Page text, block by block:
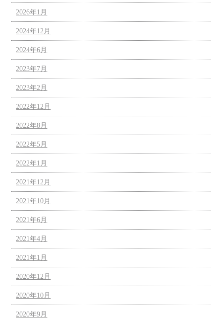
2026年1月
2024年12月
2024年6月
2023年7月
2023年2月
2022年12月
2022年8月
2022年5月
2022年1月
2021年12月
2021年10月
2021年6月
2021年4月
2021年1月
2020年12月
2020年10月
2020年9月